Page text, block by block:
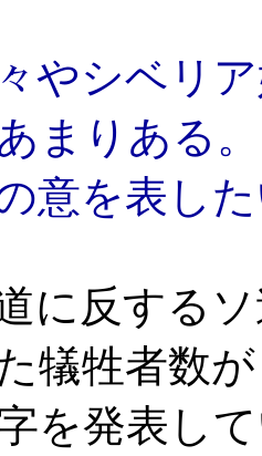
やシベリ
まりある。
意を表し
に反する
犠牲者数が
を発表し